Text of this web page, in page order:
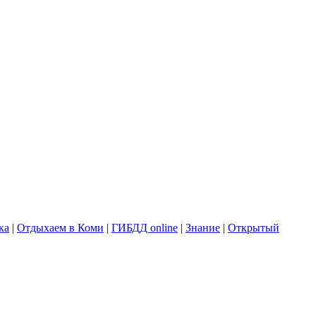
| Отдыхаем в Коми | ГИБДД online | Знание | Открытый